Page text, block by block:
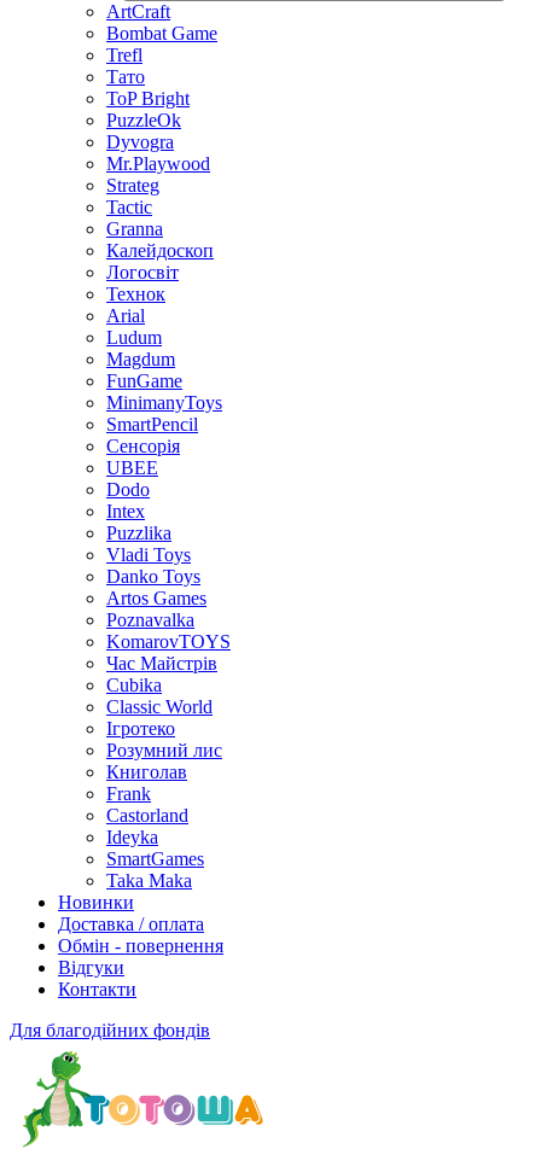
ArtCraft
Bombat Game
Trefl
Тато
ToP Bright
PuzzleOk
Dyvogra
Mr.Playwood
Strateg
Tactic
Granna
Калейдоскоп
Логосвіт
Технок
Arial
Ludum
Magdum
FunGame
MinimanyToys
SmartPencil
Сенсорія
UBEE
Dodo
Intex
Puzzlika
Vladi Toys
Danko Toys
Artos Games
Poznavalka
KomarovTOYS
Час Майстрів
Cubika
Classic World
Ігротеко
Розумний лис
Книголав
Frank
Castorland
Ideyka
SmartGames
Taka Maka
Новинки
Доставка / оплата
Обмін - повернення
Відгуки
Контакти
Для благодійних фондів